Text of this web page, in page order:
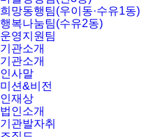
희망동행팀(우이동·수유1동)
행복나눔팀(수유2동)
운영지원팀
기관소개
기관소개
인사말
미션&비전
인재상
법인소개
기관발자취